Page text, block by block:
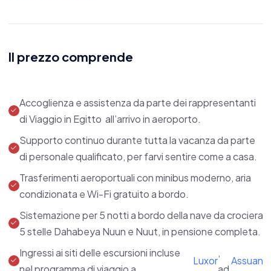
comfort moderno per regalarvi un viaggio
Le nostre dahabeya, vere e proprie gemme
galleggianti, sono perfette per un'esperienza
esclusiva lontano dalle folle.
Con le loro vele bianche che si stagliano contro il
un'ospitalità unica.
Ogni imbarcazione accoglie solo un numero
Il prezzo comprende
Accoglienza e assistenza da parte dei rappresentanti
di Viaggio in Egitto all’arrivo in aeroporto.
Supporto continuo durante tutta la vacanza da parte
di personale qualificato, per farvi sentire come a casa.
Trasferimenti aeroportuali con minibus moderno, aria
condizionata e Wi-Fi gratuito a bordo.
Sistemazione per 5 notti a bordo della nave da crociera
5 stelle Dahabeya Nuun e Nuut, in pensione completa.
Ingressi ai siti delle escursioni incluse
Luxor
,
Assuan